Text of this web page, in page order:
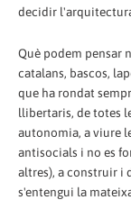
decidir
Què podem pensar
catalans, bascos,
que ha rondat
llibertaris, de totes
autonomia, a viure
antisocials i no es
altres), a construir i
s'entengui la